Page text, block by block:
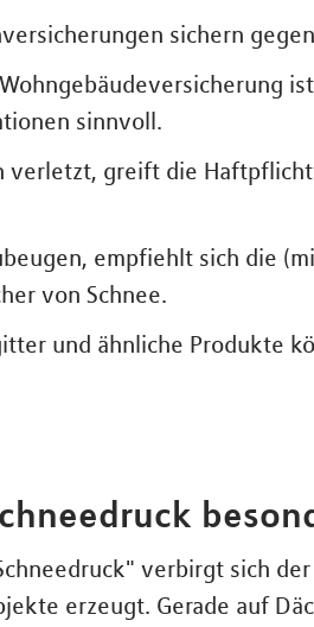
sichern
sinnvoll.
verletzt, greift die
empfiehlt sich die
von Schnee.
und ähnliche Produkte
verbirgt sich
erzeugt. Gerade auf